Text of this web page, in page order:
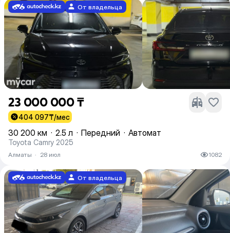
От владельца
23 000 000 ₸
404 097₸/мес
30 200 км · 2.5 л · Передний · Автомат
Toyota Camry 2025
Алматы · 28 июл 1082
От владельца